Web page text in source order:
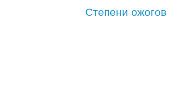
Степени ожогов